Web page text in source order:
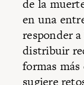
de la
en una
responder
distribuir
formas
sugiere